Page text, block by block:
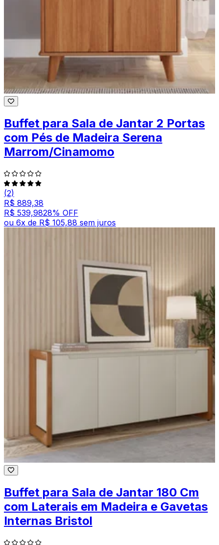
Buffet para Sala de Jantar 2 Portas
com Pés de Madeira Serena
Marrom/Cinamomo
(2)
R$ 889,38
R$ 539,9828% OFF
ou 6x de R$ 105,88 sem juros
Buffet para Sala de Jantar 180 Cm
com Laterais em Madeira e Gavetas
Internas Bristol